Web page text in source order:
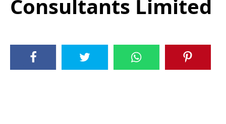
Consultants Limited